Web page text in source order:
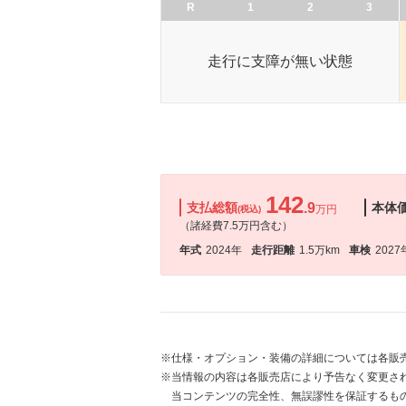
R 1 2 3
走行に支障が無い状態
支払総額(税込) 142.9万円
（諸経費7.5万円含む）
本体
年式 2024年 走行距離 1.5万km 車検 2027
※仕様・オプション・装備の詳細については各販
※当情報の内容は各販売店により予告なく変更さ
当コンテンツの完全性、無誤謬性を保証する